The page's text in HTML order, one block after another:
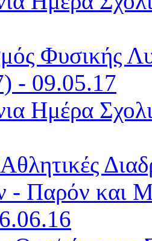
Φυσικής
- 09.05.17
Ημέρα
- Παρόν και